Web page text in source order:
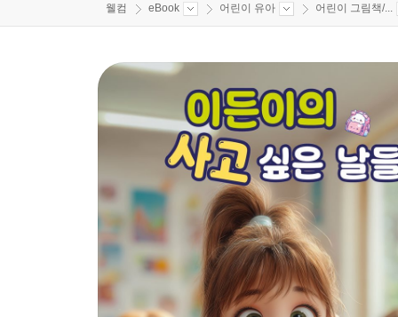
웰컴 eBook 어린이 유아 어린이 그림책/...